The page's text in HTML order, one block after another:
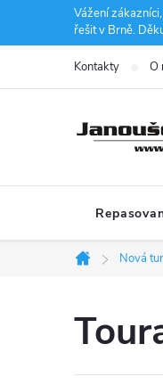
Vážení
řešit v Brně.
Kontakty O
Domů
Nová